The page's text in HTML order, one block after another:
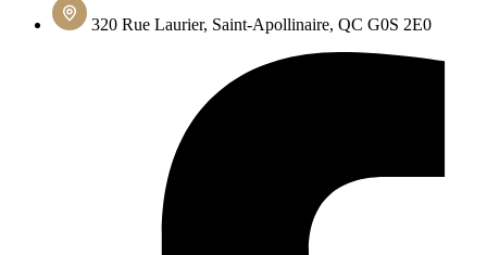
320 Rue Laurier, Saint-Apollinaire, QC G0S 2E0